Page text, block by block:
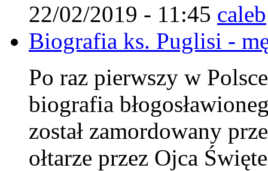
22/02/2019 - 11:45 caleb
Biografia ks. Puglisi -
Po raz pierwszy w
biografia
został zamordowany
ołtarze przez Ojca